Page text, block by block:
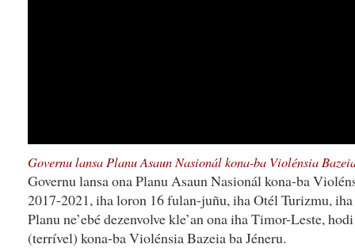
Governu lansa Planu Asaun Nasionál kona-ba Violénsia
Governu lansa ona Planu Asaun Nasionál kona-ba
2017-2021, iha loron 16 fulan-juñu, iha Otél Turizmu, iha
Planu ne’ebé dezenvolve kle’an ona iha Timor-Leste,
(terrível) kona-ba Violénsia Bazeia ba Jéneru.